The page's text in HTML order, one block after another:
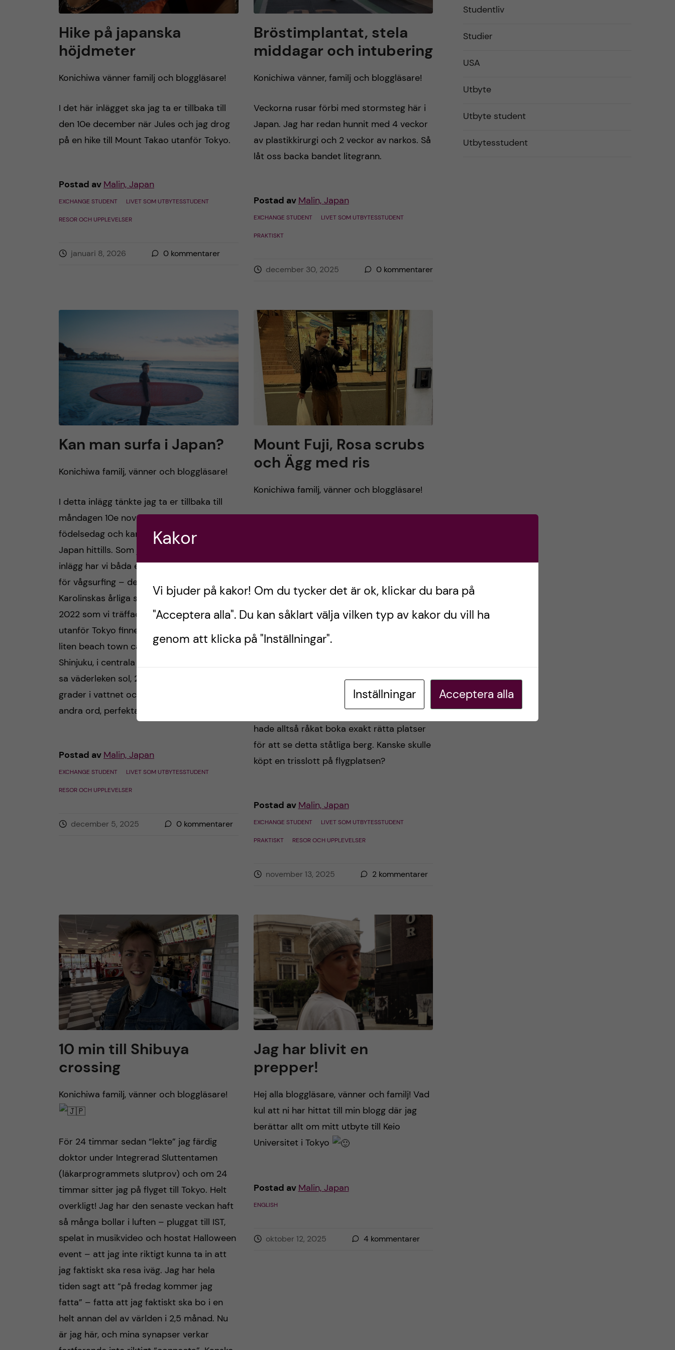
Hike på japanska
höjdmeter
Konichiwa vänner familj och bloggläsare!
I det här inlägget ska jag ta er tillbaka till
den 10e december när Jules och jag drog
på en hike till Mount Takao utanför Tokyo.
Postad av Malin, Japan
EXCHANGE STUDENT LIVET SOM UTBYTESSTUDENT
RESOR OCH UPPLEVELSER
januari 8, 2026 0 kommentarer
Bröstimplantat, stela
middagar och intubering
Konichiwa vänner, familj och bloggläsare!
Veckorna rusar förbi med stormsteg här i
Japan. Jag har redan hunnit med 4 veckor
av plastikkirurgi och 2 veckor av narkos. Så
låt oss backa bandet litegrann.
Postad av Malin, Japan
EXCHANGE STUDENT LIVET SOM UTBYTESSTUDENT
PRAKTISKT
december 30, 2025 0kommentarer
Kan man surfa i Japan?
Konichiwa familj, vänner och bloggläsare!
I detta inlägg tänkte jag ta er tillbaka till
måndagen 10e november aka Jules
födelsedag och kanske vår favoritdag i
Japan hittills. Som jag nämnt i ett tidigare
inlägg har vi båda ett brinnande intresse
för vågsurfing – det var faktiskt på
Karolinskas årliga surfresa till Portugal
2022 som vi träffades. Möjligheten till surf
utanför Tokyo finner man i Kamakura en
liten beach town ca 1 h med tåg från
Shinjuku, i centrala Tokyo. Just denna dag
sa väderleken sol, 20 grader i luften, 19
grader i vattnet och 3-4 fot vågor (med
andra ord, perfekta förhållanden!)
Postad av Malin, Japan
EXCHANGE STUDENT LIVET SOM UTBYTESSTUDENT
RESOR OCH UPPLEVELSER
december 5, 2025 0 kommentarer
Mount Fuji, Rosa scrubs
och Ägg med ris
Konichiwa familj, vänner och bloggläsare!
stop i Bangkok efter 11 timmar, precis så att
vi hann köpa lite snacks, och sedan
ytterligare 6 timmar till Tokyo. När vi ca 1
timme innan landning skulle förbereda oss
för ”touchdown Japan” – tillbaka med
ryggstödet och dra upp fönstergardinen
(?) – möttes jag av den kanske sjukaste
utsikten i hela mitt liv, Mount Fuji i
solnedgång. Min sambo, Jules, och jag
hade alltså råkat boka exakt rätta platser
för att se detta ståtliga berg. Kanske skulle
köpt en trisslott på flygplatsen?
Postad av Malin, Japan
EXCHANGE STUDENT LIVET SOM UTBYTESSTUDENT
PRAKTISKT RESOR OCH UPPLEVELSER
november 13, 2025 2kommentarer
10 min till Shibuya
crossing
Konichiwa familj, vänner och bloggläsare!
För 24 timmar sedan “lekte” jag färdig
doktor under Integrerad Sluttentamen
(läkarprogrammets slutprov) och om 24
timmar sitter jag på flyget till Tokyo. Helt
overkligt! Jag har den senaste veckan haft
så många bollar i luften – pluggat till IST,
spelat in musikvideo och hostat Halloween
event – att jag inte riktigt kunna ta in att
jag faktiskt ska resa iväg. Jag har hela
tiden sagt att “på fredag kommer jag
fatta” – fatta att jag faktiskt ska bo i en
helt annan del av världen i 2,5 månad. Nu
är jag här, och mina synapser verkar
Jag har blivit en
prepper!
Hej alla bloggläsare, vänner och familj! Vad
kul att ni har hittat till min blogg där jag
berättar allt om mitt utbyte till Keio
Universitet i Tokyo
Postad av Malin, Japan
ENGLISH
oktober 12, 2025 4kommentarer
Studentliv
Studier
USA
Utbyte
Utbyte student
Utbytesstudent
Kakor
Vi bjuder på kakor! Om du tycker det är ok, klickar du bara på
"Acceptera alla". Du kan såklart välja vilken typ av kakor du vill ha
genom att klicka på "Inställningar".
Inställningar Acceptera alla